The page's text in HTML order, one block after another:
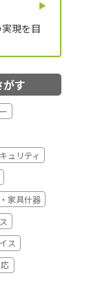
現を目
す
ュリティ
家具什器
ス